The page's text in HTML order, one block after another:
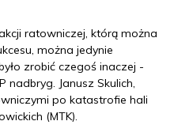
ratowniczej, którą można
można jedynie
zrobić czegoś inaczej -
nadbryg. Janusz Skulich,
po katastrofie hali
(MTK).